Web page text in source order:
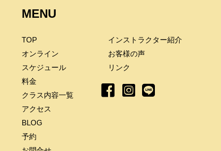
MENU
TOP
オンライン
スケジュール
料金
クラス内容一覧
アクセス
BLOG
予約
インストラクター紹介
お客様の声
リンク